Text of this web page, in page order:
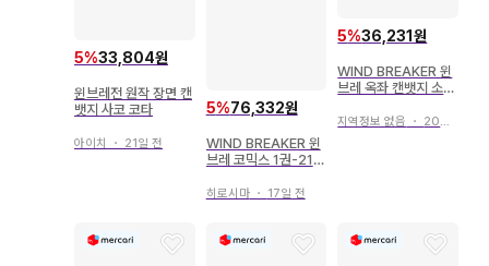
5%33,804원
윈브레전 원작 장면 캔
뱃지 사코 코타
아이치 ・ 21일 전
5%76,332원
WIND BREAKER 윈
브레 코믹스 1권-21권
히로시마・ 17일 전
5%36,231원
WIND BREAKER 윈
브레 옥좌 캔뱃지 소바
지역정보 없음 ・ 20일 전